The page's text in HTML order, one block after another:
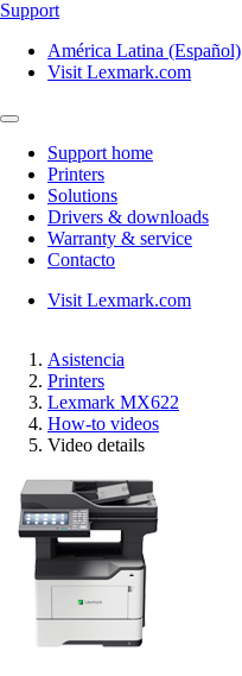
Support
América Latina (Español)
Visit Lexmark.com
Support home
Printers
Solutions
Drivers & downloads
Warranty & service
Contacto
Visit Lexmark.com
Asistencia
Printers
Lexmark MX622
How-to videos
Video details